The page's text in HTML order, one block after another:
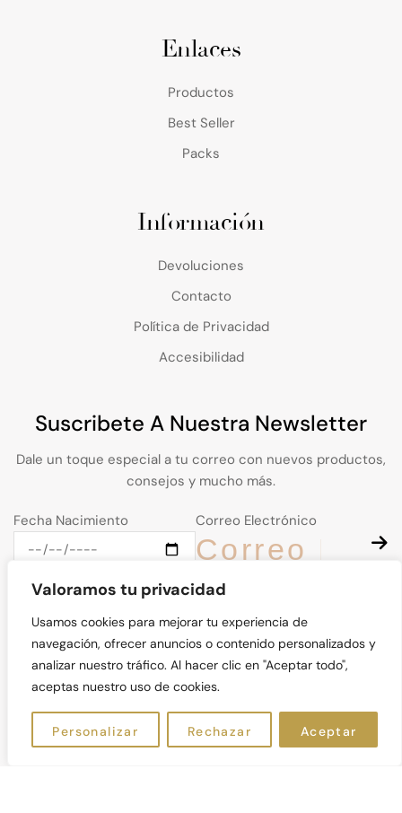
Valoramos tu privacidad
Usamos cookies para mejorar tu experiencia de
navegación, ofrecer anuncios o contenido personalizados y
analizar nuestro tráfico. Al hacer clic en "Aceptar todo",
aceptas nuestro uso de cookies.
Personalizar Rechazar Aceptar
Enlaces
Productos
Best Seller
Packs
Información
Devoluciones
Contacto
Política de Privacidad
Accesibilidad
Suscribete A Nuestra Newsletter
Dale un toque especial a tu correo con nuevos productos,
consejos y mucho más.
Fecha Nacimiento Correo Electrónico
© Kalos Natural 2026. Derechos Reservados